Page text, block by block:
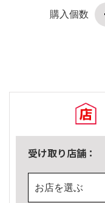
購入個数
受け取り店舗：
お店を選ぶ